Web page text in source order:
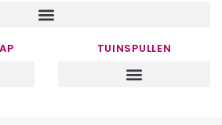
TUINSPULLEN